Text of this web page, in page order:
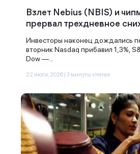
Взлет Nebius (NBIS) и
прервал трехдневное
Инвесторы наконец дождались
вторник Nasdaq прибавил 1,3%,
Dow —...
22 июля, 2026 | 3 минуты чтения